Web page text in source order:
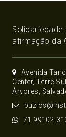
Solidariedade
afirmação da
Avenida
Center, Torre
Árvores,
71 99102-